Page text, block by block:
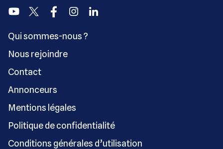
YoutubeTwitter FacebookInstagramLinkedin
Qui sommes-nous ?
Nous rejoindre
Contact
Annonceurs
Mentions légales
Politique de confidentialité
Conditions générales d’utilisation